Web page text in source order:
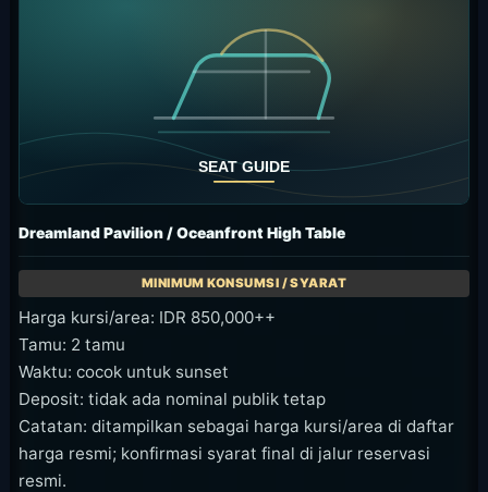
Dreamland Pavilion / Oceanfront High Table
Harga kursi/area: IDR 850,000++
Tamu: 2 tamu
Waktu: cocok untuk sunset
Deposit: tidak ada nominal publik tetap
Catatan: ditampilkan sebagai harga kursi/area di daftar
harga resmi; konfirmasi syarat final di jalur reservasi
resmi.